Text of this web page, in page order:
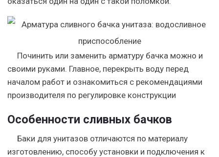
Починить или заменить арматуру бачка можно и
своими руками. Главное, перекрыть воду перед
началом работ и ознакомиться с рекомендациями
производителя по регулировке конструкции
Особенности сливных бачков
Баки для унитазов отличаются по материалу
изготовлению, способу установки и подключения к